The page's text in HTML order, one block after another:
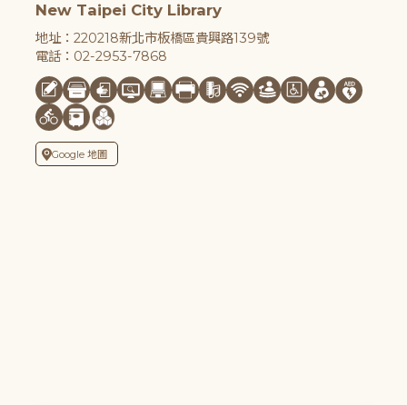
New Taipei City Library
地址：220218新北市板橋區貴興路139號
電話：02-2953-7868
Google 地圖